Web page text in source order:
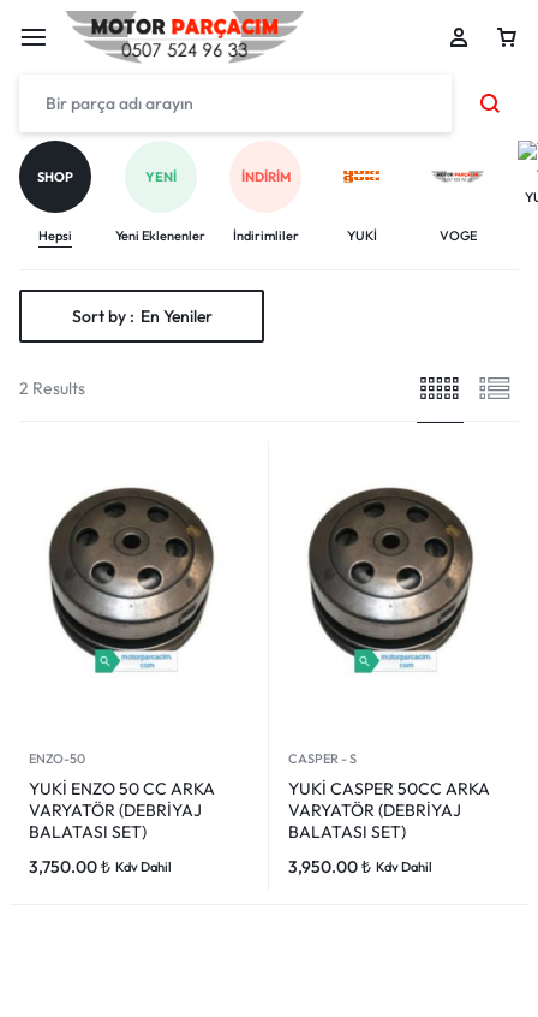
SHOP
Hepsi
YENI
Yeni Eklenenler
İNDIRIM
İndirimliler YUKİ VOGE
Sort by : En Yeniler
2 Results
ENZO-50
YUKİ ENZO 50 CC ARKA
VARYATÖR (DEBRİYAJ
BALATASI SET)
3,750.00₺ Kdv Dahil
CASPER - S
YUKİ CASPER 50CC ARKA
VARYATÖR (DEBRİYAJ
BALATASI SET)
3,950.00₺ Kdv Dahil